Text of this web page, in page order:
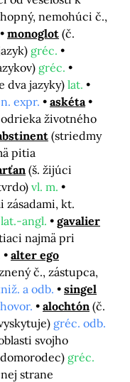
nemohúci č.,
monoglot (č.
gréc.
gréc.
dva jazyky) lat.
expr.
askéta
odrieka životného
(striedmy
pitia
(š. žijúci
vl. m.
zásadami, kt.
lat.-angl.
gavalier
najmä pri
alter ego
č., zástupca,
a odb.
singel
alochtón (č.
gréc. odb.
svojho
gréc.
strane